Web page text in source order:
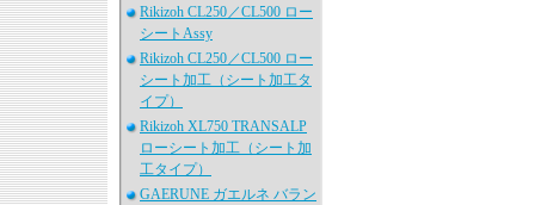
Rikizoh CL250／CL500 ロー
シートAssy
Rikizoh CL250／CL500 ロー
シート加工（シート加工タ
イプ）
Rikizoh XL750 TRANSALP
ローシート加工（シート加
工タイプ）
GAERUNE ガエルネ バラン